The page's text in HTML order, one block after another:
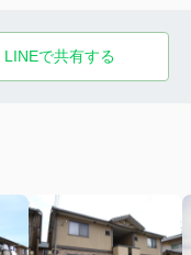
LINEで共有する